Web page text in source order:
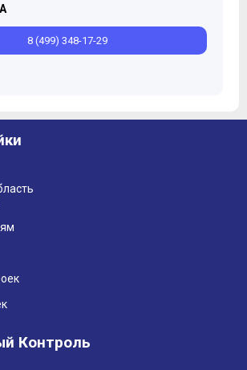
8 (499) 348-17-29
Контроль